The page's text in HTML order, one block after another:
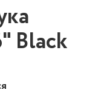
Black